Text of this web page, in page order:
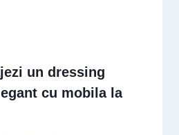
un dressing
cu mobila la